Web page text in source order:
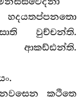
වුච්චන්ති.
කථිතෙ